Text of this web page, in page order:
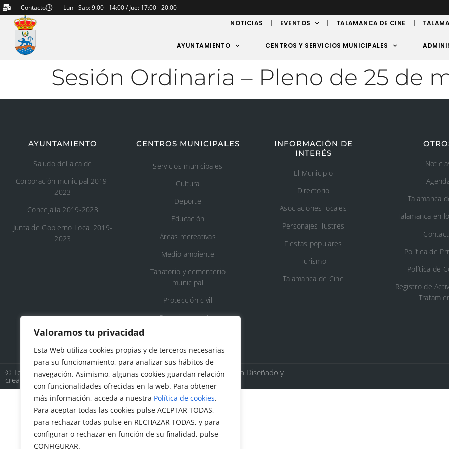
Valoramos tu privacidad
Esta Web utiliza cookies propias y de terceros necesarias
para su funcionamiento, para analizar sus hábitos de
navegación. Asimismo, algunas cookies guardan relación
con funcionalidades ofrecidas en la web. Para obtener
más información, acceda a nuestra Política de cookies.
Para aceptar todas las cookies pulse ACEPTAR TODAS,
para rechazar todas pulse en RECHAZAR TODAS, y para
configurar o rechazar en función de su finalidad, pulse
CONFIGURAR.
Contacto
Lun - Sab: 9:00 - 14:00 / Jue: 17:00 - 20:00
NOTICIAS
EVENTOS TALAMANCA DE CINE
AYUNTAMIENTO CENTROS Y SERVICIOS MUNICIPALES
Sesión Ordinaria – Pleno de 25 de
AYUNTAMIENTO
Saludo del alcalde
Corporación municipal 2019-
2023
Concejalía 2019-2023
Junta de Gobierno Local 2019-
2023
CENTROS MUNICIPALES
Servicios municipales
Cultura
Deporte
Educación
Áreas recreativas
Medio ambiente
Tanatorio y cementerio
municipal
Protección civil
Servicios sociales
INFORMACIÓN DE
INTERÉS
El Municipio
Directorio
Asociaciones locales
Personajes ilustres
Fiestas populares
Turismo
Talamanca de Cine
Talamanca
Talamanca en
Política de
Política de
Registro de
© Todos los derechos reservados. Ayuntamiento Talamanca de Jarama Diseñado y
creado por Factor Ideas